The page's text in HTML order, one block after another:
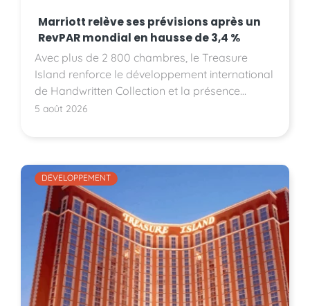
Marriott relève ses prévisions après un
RevPAR mondial en hausse de 3,4 %
Avec plus de 2 800 chambres, le Treasure
Island renforce le développement international
de Handwritten Collection et la présence
d'Accor sur le marché américain.
5 août 2026
DÉVELOPPEMENT